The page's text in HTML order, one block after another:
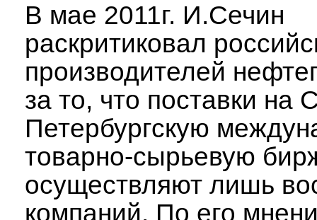
В мае 2011г. И.Сечин
раскритиковал
производителей
за то, что поставки на
Петербургскую
товарно-сырьевую
осуществляют лишь
компаний. По его